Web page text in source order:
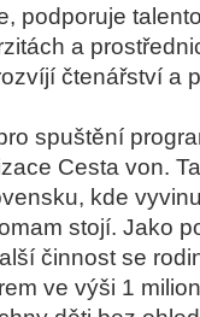
podporuje
a
čtenářství a
spuštění
Cesta von.
kde
stojí. Jako
činnost se
ve výši 1